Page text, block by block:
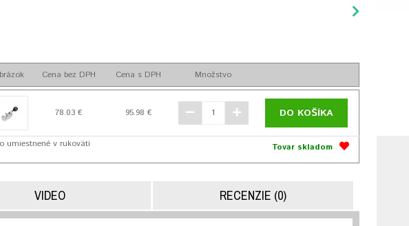
Cena bez DPH Cena s DPH Množstvo
78.03 € 95.98 € DO KOŠÍKA
umiestnené v rukoväti
Tovar skladom
VIDEO RECENZIE (0)